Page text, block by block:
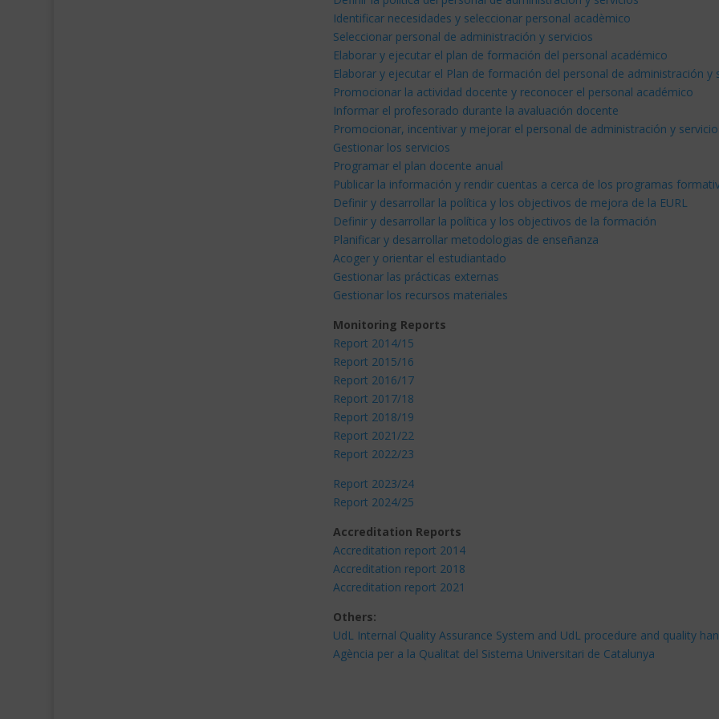
Identificar necesidades y seleccionar personal acadèmico
Seleccionar personal de administración y servicios
Elaborar y ejecutar el plan de formación del personal académico
Elaborar y ejecutar el Plan de formación del personal de administración y
Promocionar la actividad docente y reconocer el personal académico
Informar el profesorado durante la avaluación docente
Promocionar, incentivar y mejorar el personal de administración y
Gestionar los servicios
Programar el plan docente anual
Publicar la información y rendir cuentas a cerca de los programas
Definir y desarrollar la política y los objectivos de mejora de la EURL
Definir y desarrollar la política y los objectivos de la formación
Planificar y desarrollar metodologias de enseñanza
Acoger y orientar el estudiantado
Gestionar las prácticas externas
Gestionar los recursos materiales
Monitoring Reports
Report 2014/15
Report 2015/16
Report 2016/17
Report 2017/18
Report 2018/19
Report 2021/22
Report 2022/23
Report 2023/24
Report 2024/25
Accreditation Reports
Accreditation report 2014
Accreditation report 2018
Accreditation report 2021
Others:
UdL Internal Quality Assurance System and UdL procedure and quality
Agència per a la Qualitat del Sistema Universitari de Catalunya